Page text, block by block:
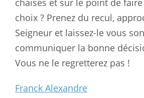
chaises et sur le point de
choix ? Prenez du recul,
Seigneur et laissez-le vous
communiquer la bonne
Vous ne le regretterez pas !
Franck Alexandre